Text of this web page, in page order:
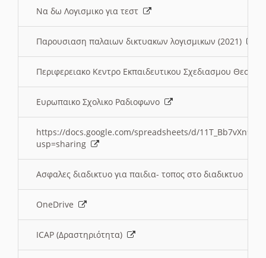
Να δω Λογισμικο για τεστ
Παρουσιαση παλαιων δικτυακων λογισμικων (2021)
Περιφερειακο Κεντρο Εκπαιδευτικου Σχεδιασμου
Ευρωπαικο Σχολικο Ραδιοφωνο
https://docs.google.com/spreadsheets/d/
usp=sharing
Ασφαλες διαδικτυο για παιδια- τοπος στο διαδικτυο
OneDrive
ICAP (Δραστηριότητα)